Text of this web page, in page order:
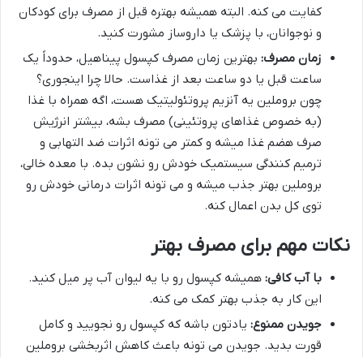
کفایت می کنه. البته همیشه بهتره قبل از مصرف برای کودکان
و نوجوانان، با پزشک یا داروساز مشورت کنید.
زمان مصرف: بهترین زمان مصرف کپسول پیناهیل، حدوداً یک
ساعت قبل یا دو ساعت بعد از غذاست. حالا چرا اینجوری؟
چون بروملین یه آنزیم پروتئولیتیک هست، اگه همراه با غذا
(به خصوص غذاهای پروتئینی) مصرف بشه، بیشتر انرژیش
صرف هضم غذا میشه و کمتر می تونه اثرات ضد التهابی و
ترمیم کنندگی سیستمیک خودش رو نشون بده. با معده خالی،
بروملین بهتر جذب میشه و می تونه اثرات درمانی خودش رو
توی کل بدن اعمال کنه.
نکات مهم برای مصرف بهتر
با آب کافی: همیشه کپسول رو با یه لیوان آب پر میل کنید.
این کار به جذب بهتر کمک می کنه.
جویدن ممنوع: یادتون باشه که کپسول رو نجویید و کامل
قورت بدید. جویدن می تونه باعث کاهش اثربخشی بروملین